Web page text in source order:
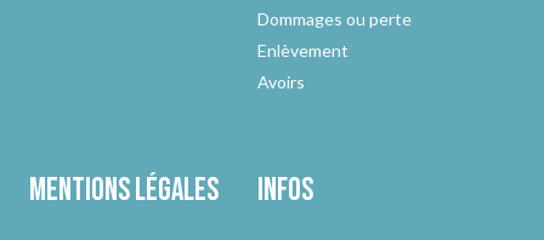
Dommages ou perte
Enlèvement
Avoirs
Mentions légales Infos